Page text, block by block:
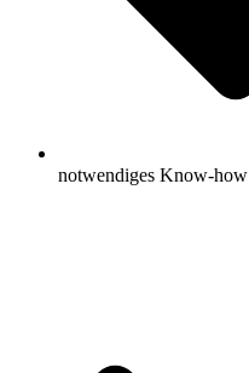
notwendiges Know-how